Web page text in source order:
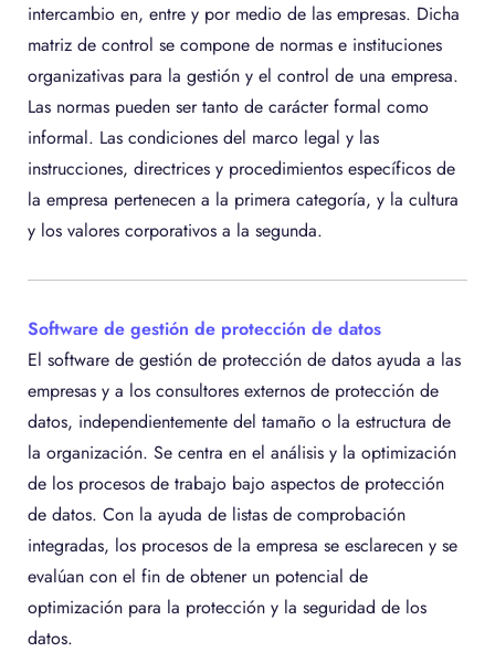
intercambio en, entre y por medio de las empresas. Dicha
matriz de control se compone de normas e instituciones
organizativas para la gestión y el control de una empresa.
Las normas pueden ser tanto de carácter formal como
informal. Las condiciones del marco legal y las
instrucciones, directrices y procedimientos específicos de
la empresa pertenecen a la primera categoría, y la cultura
y los valores corporativos a la segunda.
Software de gestión de protección de datos
El software de gestión de protección de datos ayuda a las
empresas y a los consultores externos de protección de
datos, independientemente del tamaño o la estructura de
la organización. Se centra en el análisis y la optimización
de los procesos de trabajo bajo aspectos de protección
de datos. Con la ayuda de listas de comprobación
integradas, los procesos de la empresa se esclarecen y se
evalúan con el fin de obtener un potencial de
optimización para la protección y la seguridad de los
datos.